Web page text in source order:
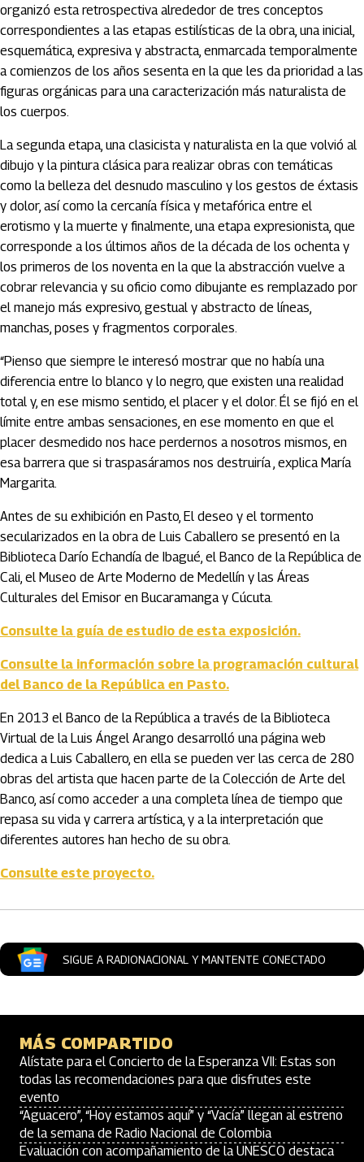
organizó esta retrospectiva alrededor de tres conceptos
correspondientes a las etapas estilísticas de la obra, una inicial,
esquemática, expresiva y abstracta, enmarcada temporalmente
a comienzos de los años sesenta en la que les da prioridad a las
figuras orgánicas para una caracterización más naturalista de
los cuerpos.
La segunda etapa, una clasicista y naturalista en la que volvió al
dibujo y la pintura clásica para realizar obras con temáticas
como la belleza del desnudo masculino y los gestos de éxtasis
y dolor, así como la cercanía física y metafórica entre el
erotismo y la muerte y finalmente, una etapa expresionista, que
corresponde a los últimos años de la década de los ochenta y
los primeros de los noventa en la que la abstracción vuelve a
cobrar relevancia y su oficio como dibujante es remplazado por
el manejo más expresivo, gestual y abstracto de líneas,
manchas, poses y fragmentos corporales.
“Pienso que siempre le interesó mostrar que no había una
diferencia entre lo blanco y lo negro, que existen una realidad
total y, en ese mismo sentido, el placer y el dolor. Él se fijó en el
límite entre ambas sensaciones, en ese momento en que el
placer desmedido nos hace perdernos a nosotros mismos, en
esa barrera que si traspasáramos nos destruiría , explica María
Margarita.
Antes de su exhibición en Pasto, El deseo y el tormento
secularizados en la obra de Luis Caballero se presentó en la
Biblioteca Darío Echandía de Ibagué, el Banco de la República de
Cali, el Museo de Arte Moderno de Medellín y las Áreas
Culturales del Emisor en Bucaramanga y Cúcuta.
Consulte la guía de estudio de esta exposición.
Consulte la información sobre la programación cultural
del Banco de la República en Pasto.
En 2013 el Banco de la República a través de la Biblioteca
Virtual de la Luis Ángel Arango desarrolló una página web
dedica a Luis Caballero, en ella se pueden ver las cerca de 280
obras del artista que hacen parte de la Colección de Arte del
Banco, así como acceder a una completa línea de tiempo que
repasa su vida y carrera artística, y a la interpretación que
diferentes autores han hecho de su obra.
Consulte este proyecto.
SIGUE A RADIONACIONAL Y MANTENTE CONECTADO
MÁS COMPARTIDO
Alístate para el Concierto de la Esperanza VII: Estas son
todas las recomendaciones para que disfrutes este
evento
“Aguacero”, “Hoy estamos aquí” y “Vacía” llegan al estreno
de la semana de Radio Nacional de Colombia
Evaluación con acompañamiento de la UNESCO destaca